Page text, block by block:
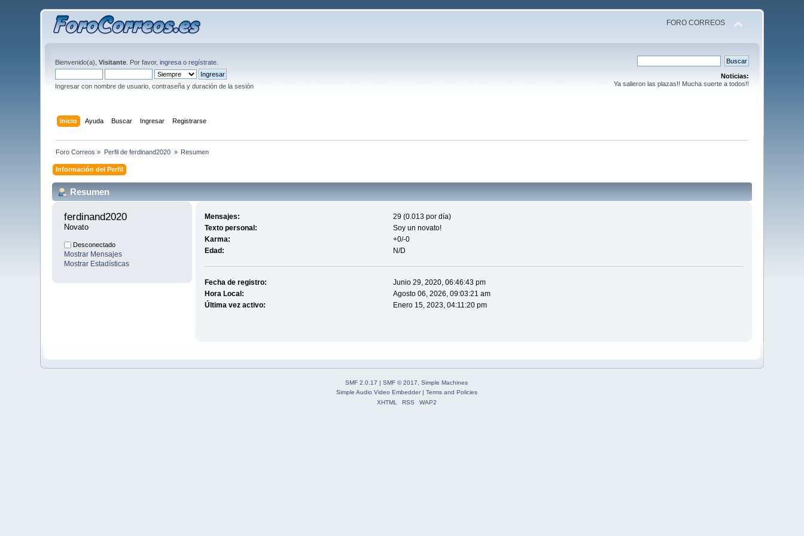
FORO CORREOS
Bienvenido(a),Visitante . Por favor,ingresa oregístrate
Ingresar con nombre de usuario, contraseña y duración de la sesión
Noticias:
Ya salieron las plazas!! Mucha suerte a todos!!
Inicio Ayuda Buscar Ingresar Registrarse
Foro Correos » Perfil de ferdinand2020 » Resumen
Información del Perfil
Resumen
ferdinand2020
Novato
Desconectado
Mostrar Mensajes
Mostrar Estadísticas
Mensajes:
29 (0.013 por día)
Texto personal:
Soy un novato!
Karma:
+0/-0
Edad:
N/D
Fecha de registro:
Junio 29, 2020, 06:46:43 pm
Hora Local:
Agosto 06, 2026, 09:03:21 am
Última vez activo:
Enero 15, 2023, 04:11:20 pm
SMF 2.0.17 | SMF © 2017, Simple Machines
Simple Audio Video Embedder| Terms and Policies
XHTML
RSS WAP2